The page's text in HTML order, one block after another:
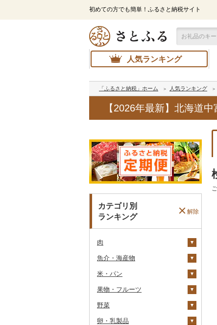
初めての方でも簡単！ふるさと納税サイト
人気ランキング
「ふるさと納税」ホーム 人気ランキング
【2026年最新】北海道
カテゴリ別
ランキング
解除
肉
牛肉（精肉）
ステーキ
すき焼き
焼肉
牛肉（加工品）
ハンバーグ
ローストビーフ
豚肉（精肉）
すき焼き
豚肉（加工品）
ハンバーグ
鶏肉
魚介・海産物
カニ
ズワイガニ
毛ガニ
エビ
ボタンエビ
いくら
うに
米・パン
米
無洗米
雑穀
餅
果物・フルーツ
ぶどう・マスカット
巨峰
いちご
野菜
いも
卵・乳製品